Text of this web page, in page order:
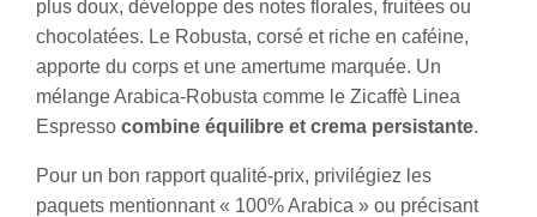
plus doux, développe des notes florales, fruitées ou
chocolatées. Le Robusta, corsé et riche en caféine,
apporte du corps et une amertume marquée. Un
mélange Arabica-Robusta comme le Zicaffè Linea
Espresso combine équilibre et crema persistante.
Pour un bon rapport qualité-prix, privilégiez les
paquets mentionnant « 100% Arabica » ou précisant